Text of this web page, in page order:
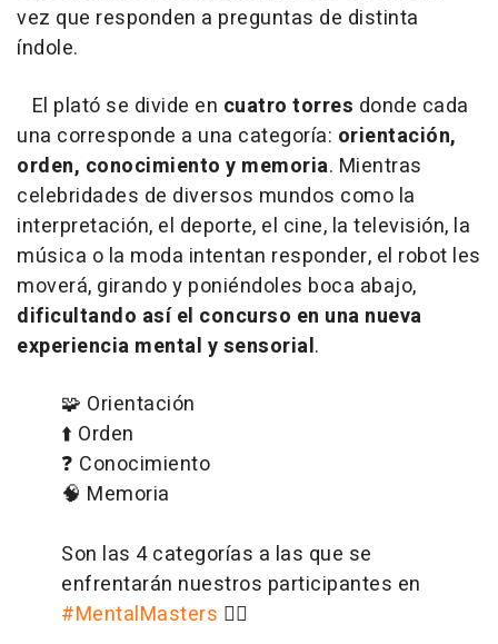
vez que responden a preguntas de distinta
índole.
El plató se divide en cuatro torres donde cada
una corresponde a una categoría: orientación,
orden, conocimiento y memoria. Mientras
celebridades de diversos mundos como la
interpretación, el deporte, el cine, la televisión, la
música o la moda intentan responder, el robot les
moverá, girando y poniéndoles boca abajo,
dificultando así el concurso en una nueva
experiencia mental y sensorial.
🧩 Orientación
⬆️ Orden
❓ Conocimiento
🧠 Memoria
Son las 4 categorías a las que se
enfrentarán nuestros participantes en
#MentalMasters 🧘‍♂️